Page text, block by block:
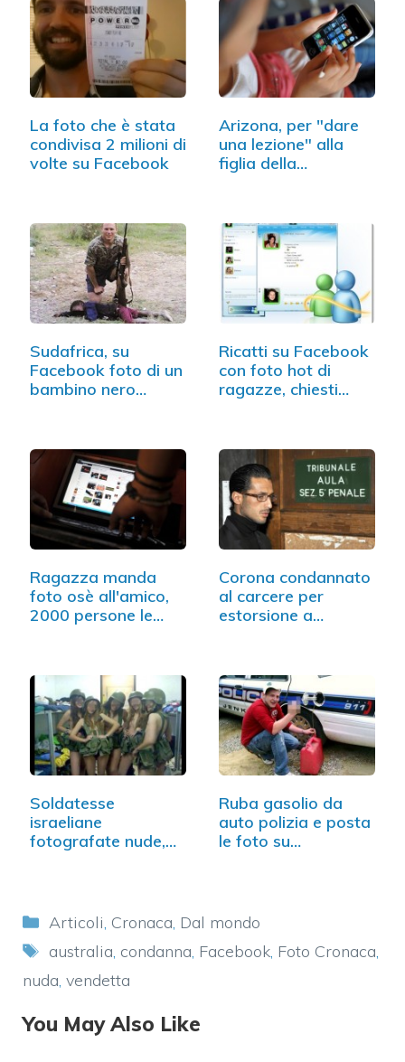
La foto che è stata
condivisa 2 milioni di
volte su Facebook
Arizona, per "dare
una lezione" alla
figlia della…
Sudafrica, su
Facebook foto di un
bambino nero
Ricatti su Facebook
con foto hot di
ragazze, chiesti…
Ragazza manda
foto osè all'amico,
2000 persone le…
Corona condannato
al carcere per
estorsione a
Soldatesse
israeliane
fotografate nude,
Ruba gasolio da
auto polizia e posta
le foto su…
Categorie
Articoli, Cronaca, Dal mondo
Tag
australia, condanna, Facebook, Foto Cronaca,
nuda, vendetta
You May Also Like